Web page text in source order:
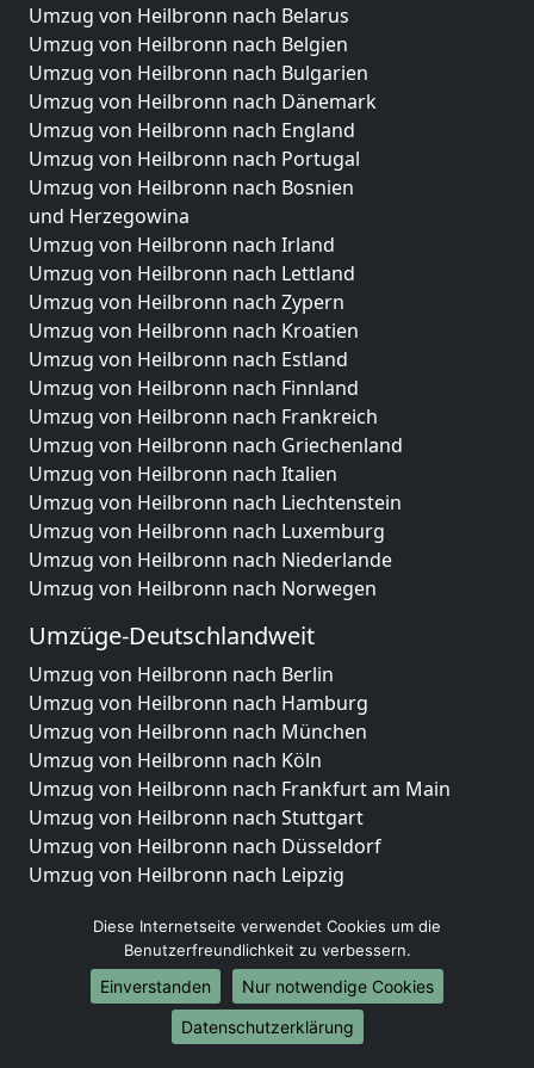
Umzug von Heilbronn nach Belarus
Umzug von Heilbronn nach Belgien
Umzug von Heilbronn nach Bulgarien
Umzug von Heilbronn nach Dänemark
Umzug von Heilbronn nach England
Umzug von Heilbronn nach Portugal
Umzug von Heilbronn nach Bosnien
und Herzegowina
Umzug von Heilbronn nach Irland
Umzug von Heilbronn nach Lettland
Umzug von Heilbronn nach Zypern
Umzug von Heilbronn nach Kroatien
Umzug von Heilbronn nach Estland
Umzug von Heilbronn nach Finnland
Umzug von Heilbronn nach Frankreich
Umzug von Heilbronn nach Griechenland
Umzug von Heilbronn nach Italien
Umzug von Heilbronn nach Liechtenstein
Umzug von Heilbronn nach Luxemburg
Umzug von Heilbronn nach Niederlande
Umzug von Heilbronn nach Norwegen
Umzüge-Deutschlandweit
Umzug von Heilbronn nach Berlin
Umzug von Heilbronn nach Hamburg
Umzug von Heilbronn nach München
Umzug von Heilbronn nach Köln
Umzug von Heilbronn nach Frankfurt am Main
Umzug von Heilbronn nach Stuttgart
Umzug von Heilbronn nach Düsseldorf
Umzug von Heilbronn nach Leipzig
Umzug von Heilbronn nach Essen
Umzug von Heilbronn nach Bremen
Umzug von Heilbronn nach Dresden
Umzug von Heilbronn nach Hannover
Umzug von Heilbronn nach Nürnberg
Diese Internetseite verwendet Cookies um die
Benutzerfreundlichkeit zu verbessern.
Einverstanden
Nur notwendige Cookies
Datenschutzerklärung